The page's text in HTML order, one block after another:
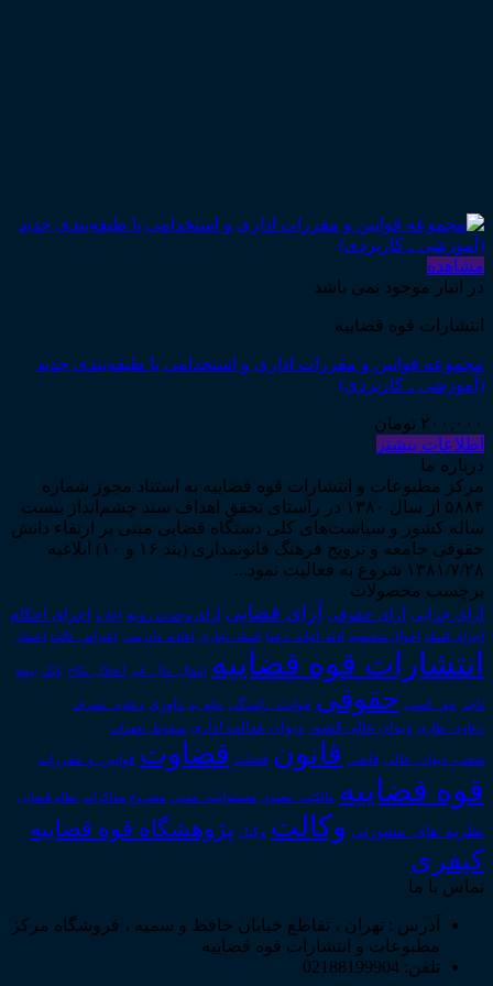
مشاهده
در انبار موجود نمی باشد
انتشارات قوه قضاییه
مجموعه قوانین و مقررات اداری و استخدامی با طبقه‌بندی جدید
(آموزشی ـ کاربردی)
۲۰۰,۰۰۰ تومان
اطلاعات بیشتر
درباره ما
مرکز مطبوعات و انتشارات قوه قضاییه به استناد مجوز شماره
۵۸۸۴ از سال ۱۳۸۰ در راستای تحقق اهداف سند چشم‌انداز بیست
ساله کشور و سیاست‌های کلی دستگاه قضایی مبنی بر ارتقاء دانش
حقوقی جامعه و ترویج فرهنگ قانونمداری (بند ۱۶ و ۱۰) ابلاغیه
۱۳۸۱/۷/۲۸ شروع به فعالیت نمود...
برچسب محصولات
آرای جزایی آرای حقوقی آرای قضایی آرای وحدت رویه اجاره اجرای احکام
اجرای اسناد احوال شخصیه ادله_اثبات_دعوا اسناد_تجاری اعاده_دادرسی اعتراض_ثالث اعسار
انتشارات قوه قضاییه انتقال_مال_غیر انحلال_نکاح بانک بیمه
تاجر حق_کسب حقوقی حوادث_رانندگی خلع_ید داوری دعاوی_تصرف
دعاوی_طاری دیوان عالی کشور دیوان عدالت اداری سقوط_تعهدات
شعب_دیوان_عالی قاضی قانون قضات قضاوت قوانین_و_مقررات
قوه قضاییه مالکیت_معنوی مسئولیت_مدنی مشروح مذاکرات نظام قضایی
نظریه_های_مشورتی وکالت وکیل پژوهشگاه قوه قضاییه
کیفری
تماس با ما
آدرس : تهران ، تقاطع خیابان حافظ و سمیه ، فروشگاه مرکز
مطبوعات و انتشارات قوه قضاییه
تلفن: 02188199904